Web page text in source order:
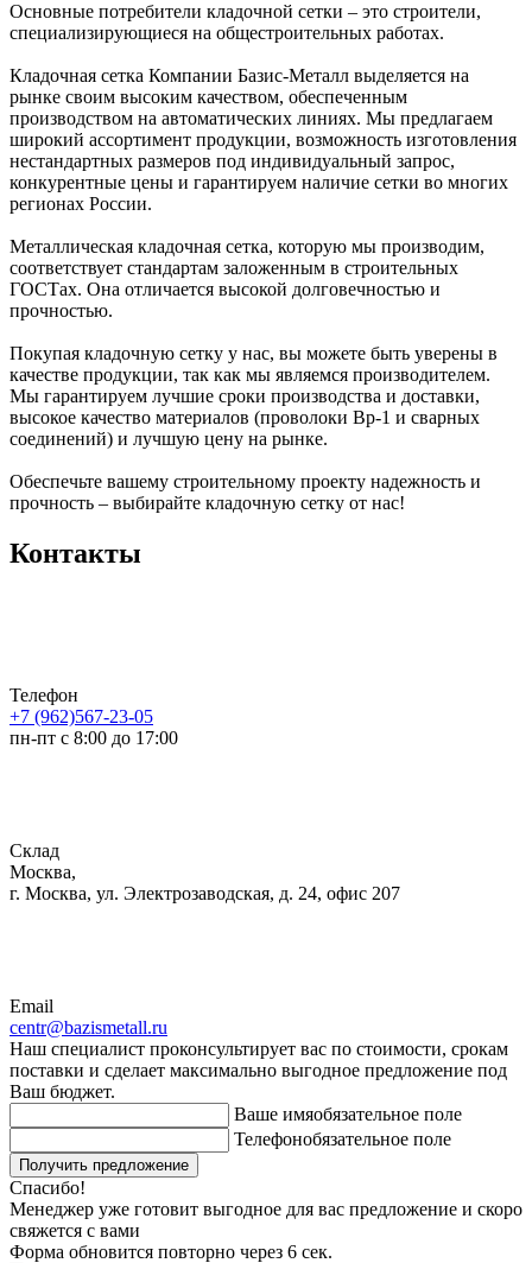
Основные потребители кладочной сетки – это строители,
специализирующиеся на общестроительных работах.
Кладочная сетка Компании Базис-Металл выделяется на
рынке своим высоким качеством, обеспеченным
производством на автоматических линиях. Мы предлагаем
широкий ассортимент продукции, возможность изготовления
нестандартных размеров под индивидуальный запрос,
конкурентные цены и гарантируем наличие сетки во многих
регионах России.
Металлическая кладочная сетка, которую мы производим,
соответствует стандартам заложенным в строительных
ГОСТах. Она отличается высокой долговечностью и
прочностью.
Покупая кладочную сетку у нас, вы можете быть уверены в
качестве продукции, так как мы являемся производителем.
Мы гарантируем лучшие сроки производства и доставки,
высокое качество материалов (проволоки Вр-1 и сварных
соединений) и лучшую цену на рынке.
Обеспечьте вашему строительному проекту надежность и
прочность – выбирайте кладочную сетку от нас!
Контакты
Телефон
+7 (962)567-23-05
пн-пт с 8:00 до 17:00
Склад
Москва,
г. Москва, ул. Электрозаводская, д. 24, офис 207
Email
centr@bazismetall.ru
Наш специалист проконсультирует вас по стоимости, срокам
поставки и сделает максимально выгодное предложение под
Ваш бюджет.
Ваше имяобязательное поле
Телефонобязательное поле
Получить предложение
Спасибо!
Менеджер уже готовит выгодное для вас предложение и скоро
свяжется с вами
Форма обновится повторно через 6 сек.